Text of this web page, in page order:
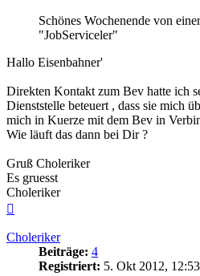
Schönes Wochenende von
"JobServiceler"
Hallo Eisenbahner'
Direkten Kontakt zum Bev hatte ich
Dienststelle beteuert , dass sie mich
mich in Kuerze mit dem Bev in
Wie läuft das dann bei Dir ?
Gruß Choleriker
Es gruesst
Choleriker
Choleriker
Beiträge: 4
Registriert: 5. Okt 2012, 12:53